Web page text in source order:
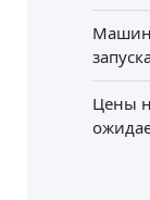
Цены